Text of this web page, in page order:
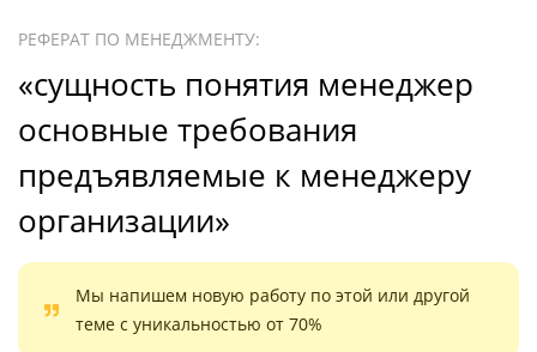
РЕФЕРАТ ПО МЕНЕДЖМЕНТУ:
«сущность понятия менеджер
основные требования
предъявляемые к менеджеру
организации»
Мы напишем новую работу по этой или другой
теме с уникальностью от 70%